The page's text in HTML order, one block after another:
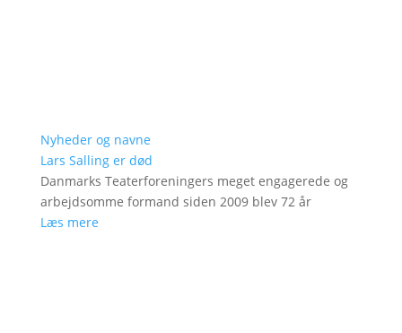
Nyheder og navne
Lars Salling er død
Danmarks Teaterforeningers meget engagerede og
arbejdsomme formand siden 2009 blev 72 år
Læs mere